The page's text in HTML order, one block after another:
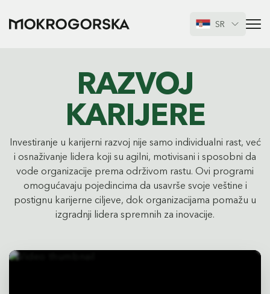
SR
RAZVOJ
KARIJERE
Investiranje u karijerni razvoj nije samo individualni rast, već
i osnaživanje lidera koji su agilni, motivisani i sposobni da
vode organizacije prema održivom rastu. Ovi programi
omogućavaju pojedincima da usavrše svoje veštine i
postignu karijerne ciljeve, dok organizacijama pomažu u
izgradnji lidera spremnih za inovacije.